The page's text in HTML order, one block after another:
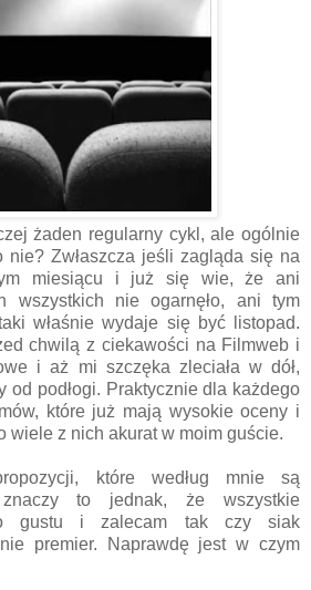
żaden regularny cykl, ale ogólnie
nie? Zwłaszcza jeśli zagląda się na
miesiącu i już się wie, że ani
wszystkich nie ogarnęło, ani tym
właśnie wydaje się być listopad.
chwilą z ciekawości na Filmweb i
i aż mi szczęka zleciała w dół,
od podłogi. Praktycznie dla każdego
które już mają wysokie oceny i
wiele z nich akurat w moim guście.
które według mnie są
to jednak, że wszystkie
gustu i zalecam tak czy siak
premier. Naprawdę jest w czym